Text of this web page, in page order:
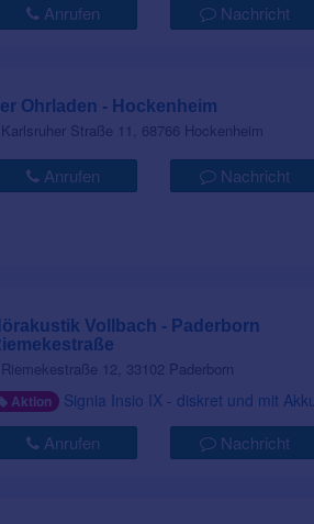
Anrufen Nachricht
Ohrladen - Hockenheim
Straße 11, 68766 Hockenheim
Anrufen Nachricht
Vollbach - Paderborn
12, 33102 Paderborn
Aktion Signia Insio IX - diskret und mit
Anrufen Nachricht